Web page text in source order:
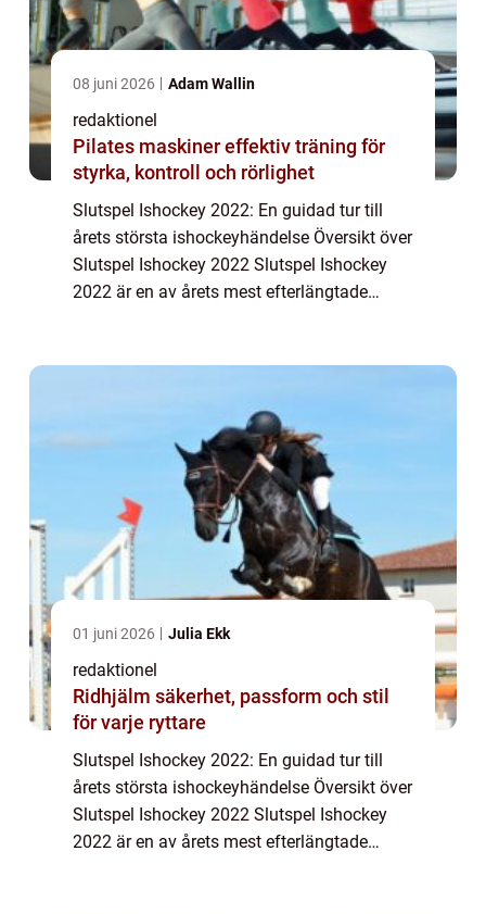
08 juni 2026 Adam Wallin
redaktionel
Pilates maskiner effektiv träning för
styrka, kontroll och rörlighet
Slutspel Ishockey 2022: En guidad tur till
årets största ishockeyhändelse Översikt över
Slutspel Ishockey 2022 Slutspel Ishockey
2022 är en av årets mest efterlängtade
01 juni 2026 Julia Ekk
redaktionel
Ridhjälm säkerhet, passform och stil
för varje ryttare
Slutspel Ishockey 2022: En guidad tur till
årets största ishockeyhändelse Översikt över
Slutspel Ishockey 2022 Slutspel Ishockey
2022 är en av årets mest efterlängtade